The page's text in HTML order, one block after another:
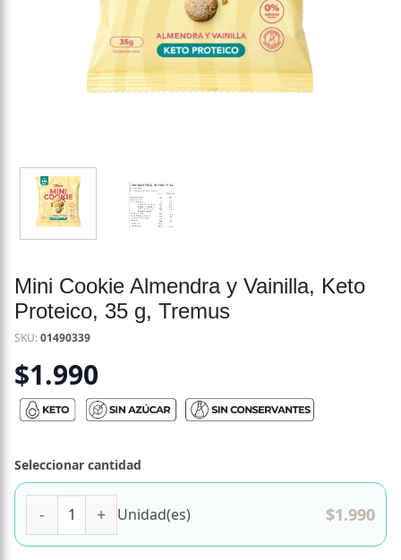
Mini Cookie Almendra y Vainilla, Keto
Proteico, 35 g, Tremus
SKU:01490339
$1.990
Seleccionar cantidad
Unidad(es) $1.990